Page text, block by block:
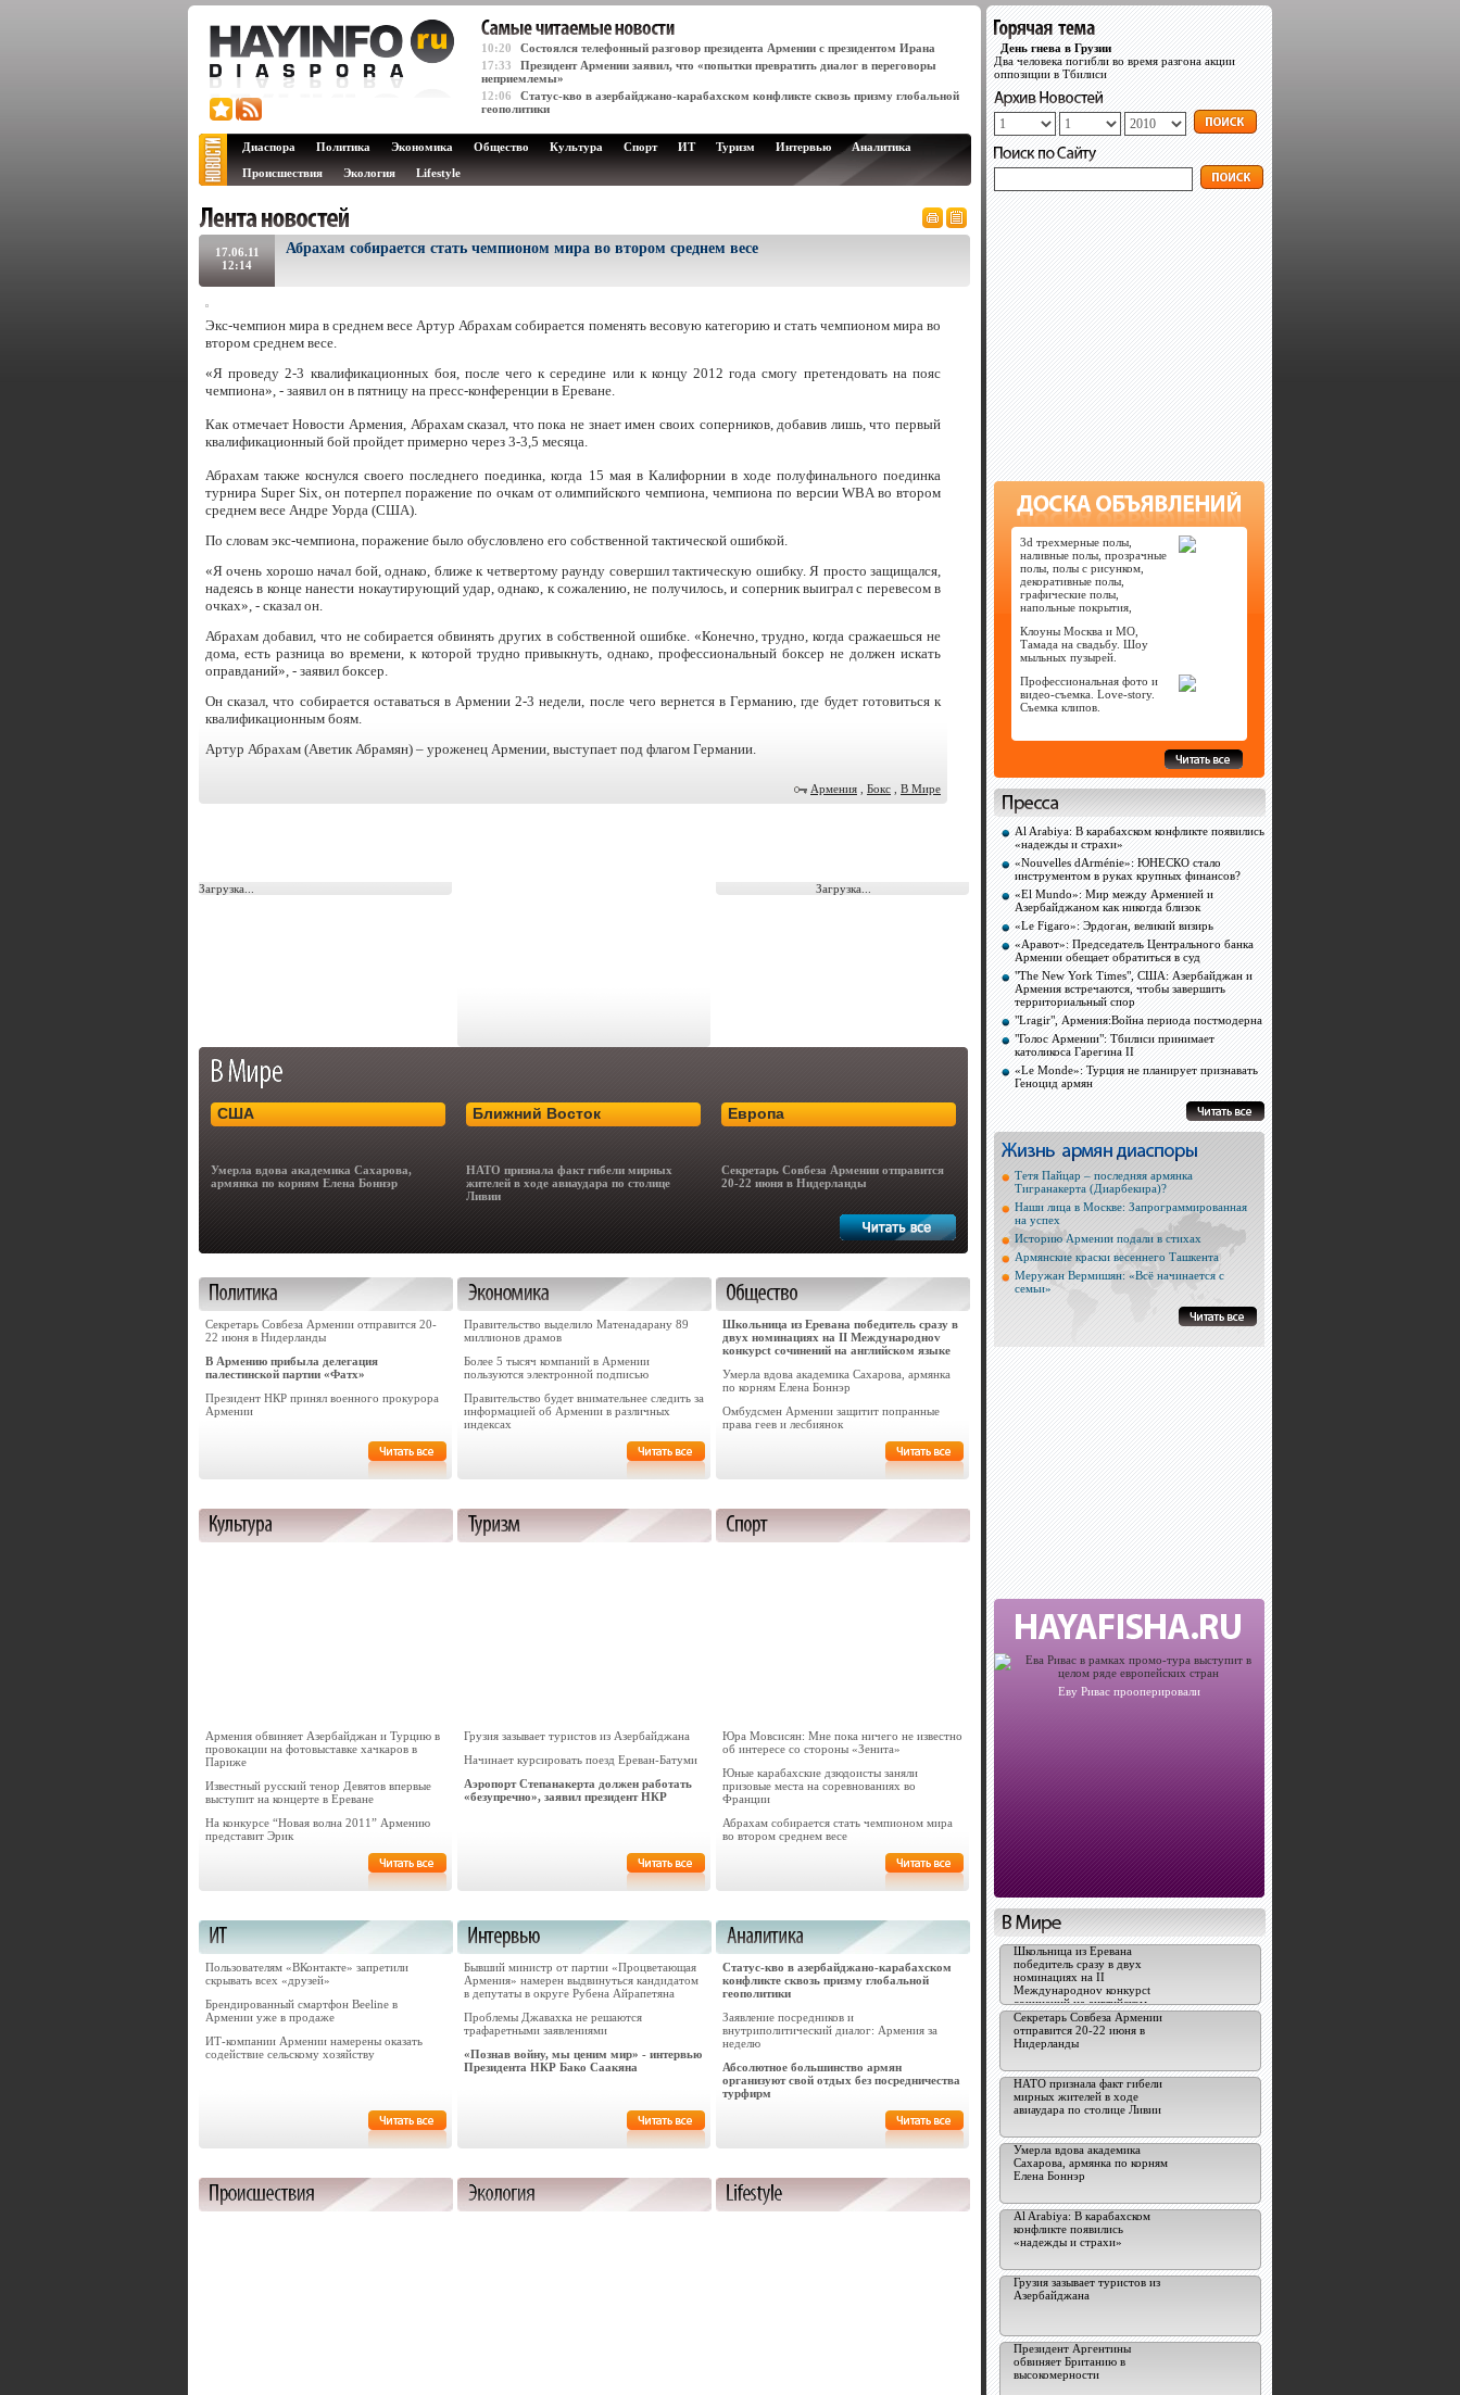
10:20
Состоялся телефонный разговор президента Армении с президентом Ирана
17:33
Президент Армении заявил, что «попытки превратить диалог в переговоры
неприемлемы»
12:06
Статус-кво в азербайджано-карабахском конфликте сквозь призму глобальной
геополитики
Диаспора Политика Экономика Общество Культура Спорт ИТ Туризм Интервью
Аналитика
Происшествия
Экология Lifestyle
17.06.11
12:14
Абрахам собирается стать чемпионом мира во втором среднем весе
Экс-чемпион мира в среднем весе Артур Абрахам собирается поменять весовую категорию и стать чемпионом мира во
втором среднем весе.
«Я проведу 2-3 квалификационных боя, после чего к середине или к концу 2012 года смогу претендовать на пояс
чемпиона», - заявил он в пятницу на пресс-конференции в Ереване.
Как отмечает Новости Армения, Абрахам сказал, что пока не знает имен своих соперников, добавив лишь, что первый
квалификационный бой пройдет примерно через 3-3,5 месяца.
Абрахам также коснулся своего последнего поединка, когда 15 мая в Калифорнии в ходе полуфинального поединка
турнира Super Six, он потерпел поражение по очкам от олимпийского чемпиона, чемпиона по версии WBA во втором
среднем весе Андре Уорда (США).
По словам экс-чемпиона, поражение было обусловлено его собственной тактической ошибкой.
«Я очень хорошо начал бой, однако, ближе к четвертому раунду совершил тактическую ошибку. Я просто защищался,
надеясь в конце нанести нокаутирующий удар, однако, к сожалению, не получилось, и соперник выиграл с перевесом в
очках», - сказал он.
Абрахам добавил, что не собирается обвинять других в собственной ошибке. «Конечно, трудно, когда сражаешься не
дома, есть разница во времени, к которой трудно привыкнуть, однако, профессиональный боксер не должен искать
оправданий», - заявил боксер.
Он сказал, что собирается оставаться в Армении 2-3 недели, после чего вернется в Германию, где будет готовиться к
квалификационным боям.
Артур Абрахам (Аветик Абрамян) – уроженец Армении, выступает под флагом Германии.
Армения Бокс В Мире
Загрузка... Загрузка...
США
Умерла вдова академика Сахарова,
армянка по корням Елена Боннэр
Ближний Восток
НАТО признала факт гибели мирных
жителей в ходе авиаудара по столице
Ливии
Европа
Секретарь Совбеза Армении отправится
20-22 июня в Нидерланды
Секретарь Совбеза Армении отправится 20-
22 июня в Нидерланды
В Армению прибыла делегация
палестинской партии «Фатх»
Президент НКР принял военного прокурора
Армении
Правительство выделило Матенадарану 89
миллионов драмов
Более 5 тысяч компаний в Армении
пользуются электронной подписью
Правительство будет внимательнее следить за
информацией об Армении в различных
индексах
Школьница из Еревана победитель сразу в
двух номинациях на II Международноv
конкурсt сочинений на английском языке
Умерла вдова академика Сахарова, армянка
по корням Елена Боннэр
Омбудсмен Армении защитит попранные
права геев и лесбиянок
Армения обвиняет Азербайджан и Турцию в
провокации на фотовыставке хачкаров в
Париже
Известный русский тенор Девятов впервые
выступит на концерте в Ереване
На конкурсе “Новая волна 2011” Армению
представит Эрик
Грузия зазывает туристов из Азербайджана
Начинает курсировать поезд Ереван-Батуми
Аэропорт Степанакерта должен работать
«безупречно», заявил президент НКР
Юра Мовсисян: Мне пока ничего не известно
об интересе со стороны «Зенита»
Юные карабахские дзюдоисты заняли
призовые места на соревнованиях во
Франции
Абрахам собирается стать чемпионом мира
во втором среднем весе
Пользователям «ВКонтакте» запретили
скрывать всех «друзей»
Брендированный смартфон Beeline в
Армении уже в продаже
ИТ-компании Армении намерены оказать
содействие сельскому хозяйству
Бывший министр от партии «Процветающая
Армения» намерен выдвинуться кандидатом
в депутаты в округе Рубена Айрапетяна
Проблемы Джавахка не решаются
трафаретными заявлениями
«Познав войну, мы ценим мир» - интервью
Президента НКР Бако Саакяна
Статус-кво в азербайджано-карабахском
конфликте сквозь призму глобальной
геополитики
Заявление посредников и
внутриполитический диалог: Армения за
неделю
Абсолютное большинство армян
организуют свой отдых без посредничества
турфирм
День гнева в Грузии
Два человека погибли во время разгона акции
оппозиции в Тбилиси
3d трехмерные полы,
наливные полы, прозрачные
полы, полы с рисунком,
декоративные полы,
графические полы,
напольные покрытия,
Клоуны Москва и МО,
Тамада на свадьбу. Шоу
мыльных пузырей.
Профессиональная фото и
видео-съемка. Love-story.
Съемка клипов.
Al Arabiya: В карабахском конфликте появились
«надежды и страхи»
«Nouvelles dArménie»: ЮНЕСКО стало
инструментом в руках крупных финансов?
«El Mundo»: Мир между Арменией и
Азербайджаном как никогда близок
«Le Figaro»: Эрдоган, великий визирь
«Аравот»: Председатель Центрального банка
Армении обещает обратиться в суд
"The New York Times", США: Азербайджан и
Армения встречаются, чтобы завершить
территориальный спор
"Lragir", Армения:Война периода постмодерна
"Голос Армении": Тбилиси принимает
католикоса Гарегина II
«Le Monde»: Турция не планирует признавать
Геноцид армян
Тетя Пайцар – последняя армянка
Тигранакерта (Диарбекира)?
Наши лица в Москве: Запрограммированная
на успех
Историю Армении подали в стихах
Армянские краски весеннего Ташкента
Меружан Вермишян: «Всё начинается с
семьи»
Еву Ривас прооперировали
Школьница из Еревана
победитель сразу в двух
номинациях на II
Международноv конкурсt
сочинений на английском
языке
Секретарь Совбеза Армении
отправится 20-22 июня в
Нидерланды
НАТО признала факт гибели
мирных жителей в ходе
авиаудара по столице Ливии
Умерла вдова академика
Сахарова, армянка по корням
Елена Боннэр
Al Arabiya: В карабахском
конфликте появились
«надежды и страхи»
Грузия зазывает туристов из
Азербайджана
Президент Аргентины
обвиняет Британию в
высокомерности